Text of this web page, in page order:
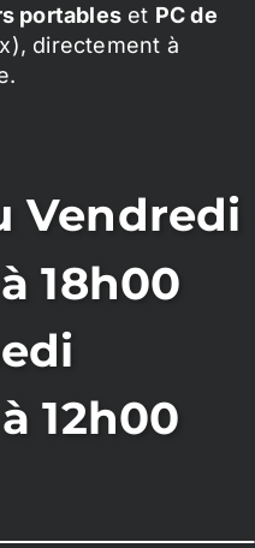
portables et PC de
directement à
Vendredi
18h00
12h00